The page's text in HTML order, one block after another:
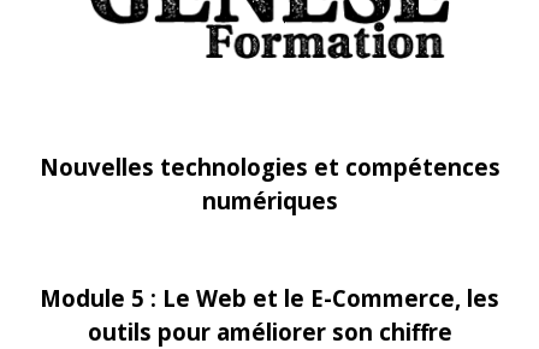
Nouvelles technologies et compétences
numériques
Module 5 : Le Web et le E-Commerce, les
outils pour améliorer son chiffre